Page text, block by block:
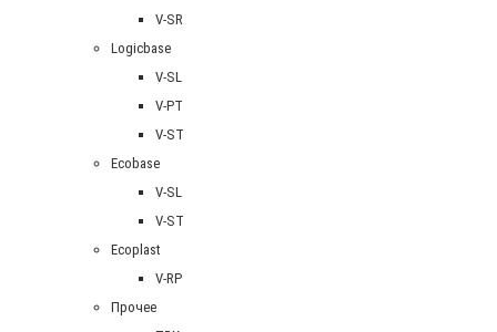
V-SR
Logicbase
V-SL
V-PT
V-ST
Ecobase
V-SL
V-ST
Ecoplast
V-RP
Прочее